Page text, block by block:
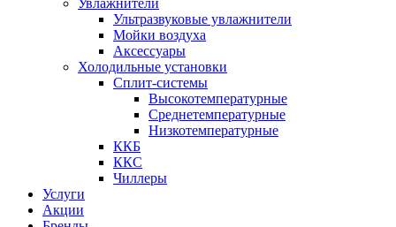
Увлажнители
Ультразвуковые увлажнители
Мойки воздуха
Аксессуары
Холодильные установки
Сплит-системы
Высокотемпературные
Среднетемпературные
Низкотемпературные
ККБ
ККС
Чиллеры
Услуги
Акции